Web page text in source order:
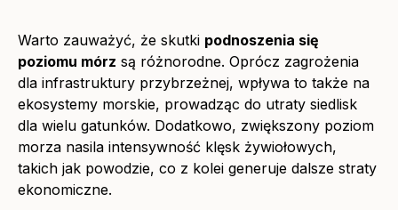
Warto zauważyć, że skutki podnoszenia się
poziomu mórz są różnorodne. Oprócz zagrożenia
dla infrastruktury przybrzeżnej, wpływa to także na
ekosystemy morskie, prowadząc do utraty siedlisk
dla wielu gatunków. Dodatkowo, zwiększony poziom
morza nasila intensywność klęsk żywiołowych,
takich jak powodzie, co z kolei generuje dalsze straty
ekonomiczne.